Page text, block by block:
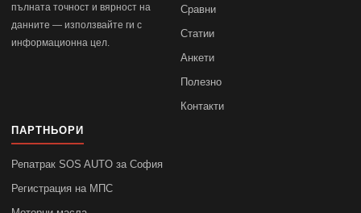
пълната точност и вярност на
данните — използвайте ги с
информационна цел.
Сравни
Статии
Анкети
Полезно
Контакти
ПАРТНЬОРИ
Репатрак SOS AUTO за София
Регистрация на МПС